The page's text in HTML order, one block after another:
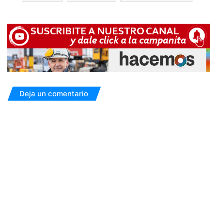
Deja un comentario